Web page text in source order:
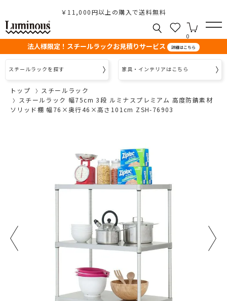
￥11,000円以上の購入で送料無料
0
法人様限定！スチールラックお見積りサービス 詳細はこちら
スチールラックを探す 家具・インテリアはこちら
トップ
スチールラック
スチールラック 幅75cm 3段 ルミナスプレミアム 高度防錆素材
ソリッド棚 幅76×奥行46×高さ101cm ZSH-76903